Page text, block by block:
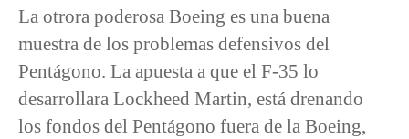
La otrora poderosa Boeing es una buena
muestra de los problemas defensivos del
Pentágono. La apuesta a que el F-35 lo
desarrollara Lockheed Martin, está drenando
los fondos del Pentágono fuera de la Boeing,